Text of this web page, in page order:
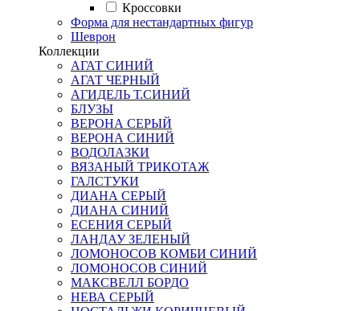
Кроссовки
Форма для нестандартных фигур
Шеврон
Коллекции
АГАТ СИНИЙ
АГАТ ЧЕРНЫЙ
АГИДЕЛЬ Т.СИНИЙ
БЛУЗЫ
ВЕРОНА СЕРЫЙ
ВЕРОНА СИНИЙ
ВОДОЛАЗКИ
ВЯЗАНЫЙ ТРИКОТАЖ
ГАЛСТУКИ
ДИАНА СЕРЫЙ
ДИАНА СИНИЙ
ЕСЕНИЯ СЕРЫЙ
ЛАНДАУ ЗЕЛЕНЫЙ
ЛОМОНОСОВ КОМБИ СИНИЙ
ЛОМОНОСОВ СИНИЙ
МАКСВЕЛЛ БОРДО
НЕВА СЕРЫЙ